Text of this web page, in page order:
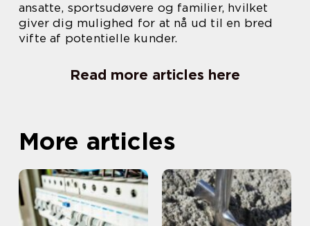
ansatte, sportsudøvere og familier, hvilket
giver dig mulighed for at nå ud til en bred
vifte af potentielle kunder.
Read more articles here
More articles